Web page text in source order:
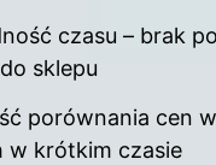
czasu – brak
sklepu
porównania cen
w krótkim czasie